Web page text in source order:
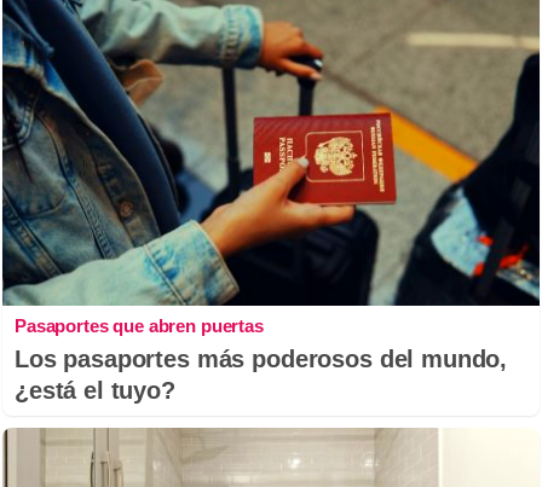
Pasaportes que abren puertas
Los pasaportes más poderosos del mundo,
¿está el tuyo?